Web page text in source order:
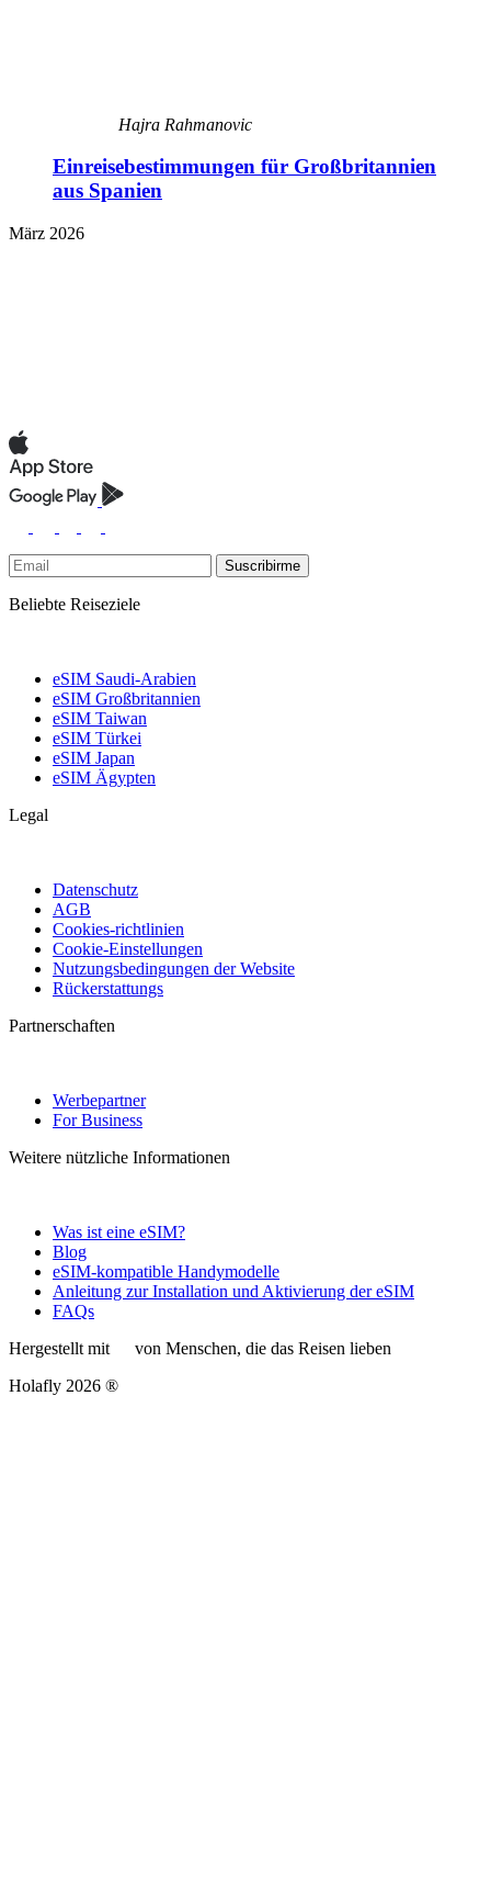
Hajra Rahmanovic
Einreisebestimmungen für Großbritannien
aus Spanien
März 2026
Suscribirme
Beliebte Reiseziele
eSIM Saudi-Arabien
eSIM Großbritannien
eSIM Taiwan
eSIM Türkei
eSIM Japan
eSIM Ägypten
Legal
Datenschutz
AGB
Cookies-richtlinien
Cookie-Einstellungen
Nutzungsbedingungen der Website
Rückerstattungs
Partnerschaften
Werbepartner
For Business
Weitere nützliche Informationen
Was ist eine eSIM?
Blog
eSIM-kompatible Handymodelle
Anleitung zur Installation und Aktivierung der eSIM
FAQs
Hergestellt mit
von Menschen, die das Reisen lieben
Holafly 2026 ®